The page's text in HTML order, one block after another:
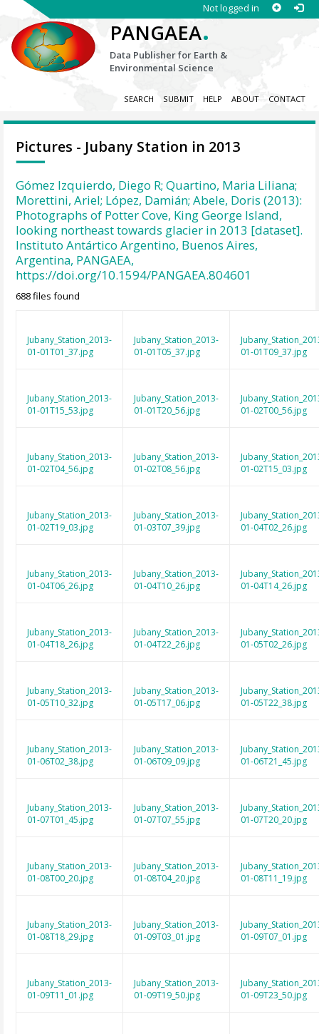
Not logged in
PANGAEA.
Data Publisher for Earth &
Environmental Science
SEARCH SUBMIT HELP ABOUT CONTACT
Pictures - Jubany Station in 2013
Gómez Izquierdo, Diego R; Quartino, Maria Liliana;
Morettini, Ariel; López, Damián; Abele, Doris (2013):
Photographs of Potter Cove, King George Island,
looking northeast towards glacier in 2013 [dataset].
Instituto Antártico Argentino, Buenos Aires,
Argentina, PANGAEA,
https://doi.org/10.1594/PANGAEA.804601
688 files found
Jubany_Station_2013-
01-01T01_37.jpg
Jubany_Station_2013-
01-01T05_37.jpg
01-01T09_37.jpg
Jubany_Station_2013-
01-01T15_53.jpg
Jubany_Station_2013-
01-01T20_56.jpg
01-02T00_56.jpg
Jubany_Station_2013-
01-02T04_56.jpg
Jubany_Station_2013-
01-02T08_56.jpg
01-02T15_03.jpg
Jubany_Station_2013-
01-02T19_03.jpg
Jubany_Station_2013-
01-03T07_39.jpg
01-04T02_26.jpg
Jubany_Station_2013-
01-04T06_26.jpg
Jubany_Station_2013-
01-04T10_26.jpg
01-04T14_26.jpg
Jubany_Station_2013-
01-04T18_26.jpg
Jubany_Station_2013-
01-04T22_26.jpg
01-05T02_26.jpg
Jubany_Station_2013-
01-05T10_32.jpg
Jubany_Station_2013-
01-05T17_06.jpg
01-05T22_38.jpg
Jubany_Station_2013-
01-06T02_38.jpg
Jubany_Station_2013-
01-06T09_09.jpg
01-06T21_45.jpg
Jubany_Station_2013-
01-07T01_45.jpg
Jubany_Station_2013-
01-07T07_55.jpg
01-07T20_20.jpg
Jubany_Station_2013-
01-08T00_20.jpg
Jubany_Station_2013-
01-08T04_20.jpg
01-08T11_19.jpg
Jubany_Station_2013-
01-08T18_29.jpg
Jubany_Station_2013-
01-09T03_01.jpg
01-09T07_01.jpg
Jubany_Station_2013-
01-09T11_01.jpg
Jubany_Station_2013-
01-09T19_50.jpg
01-09T23_50.jpg